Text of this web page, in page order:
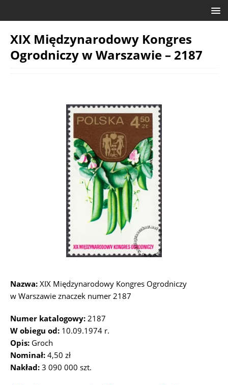
XIX Międzynarodowy Kongres
Ogrodniczy w Warszawie – 2187
Nazwa: XIX Międzynarodowy Kongres Ogrodniczy
w Warszawie znaczek numer 2187
Numer katalogowy: 2187
W obiegu od: 10.09.1974 r.
Opis: Groch
Nominał: 4,50 zł
Nakład: 3 090 000 szt.